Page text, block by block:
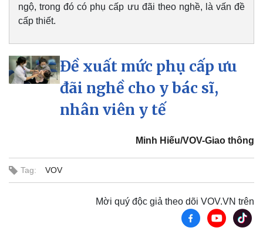
Sức khỏe
Dinh dưỡng - món ngon
Sản phụ khoa
Ăn sạch sống khỏe
Đời sống
Nhà đẹp
Blog
Tình yêu - Gia đình
ngộ, trong đó có phụ cấp ưu đãi theo nghề, là vấn đề
cấp thiết.
Đề xuất mức phụ cấp ưu
đãi nghề cho y bác sĩ,
nhân viên y tế
Minh Hiếu/VOV-Giao thông
Tag: VOV
Mời quý độc giả theo dõi VOV.VN trên